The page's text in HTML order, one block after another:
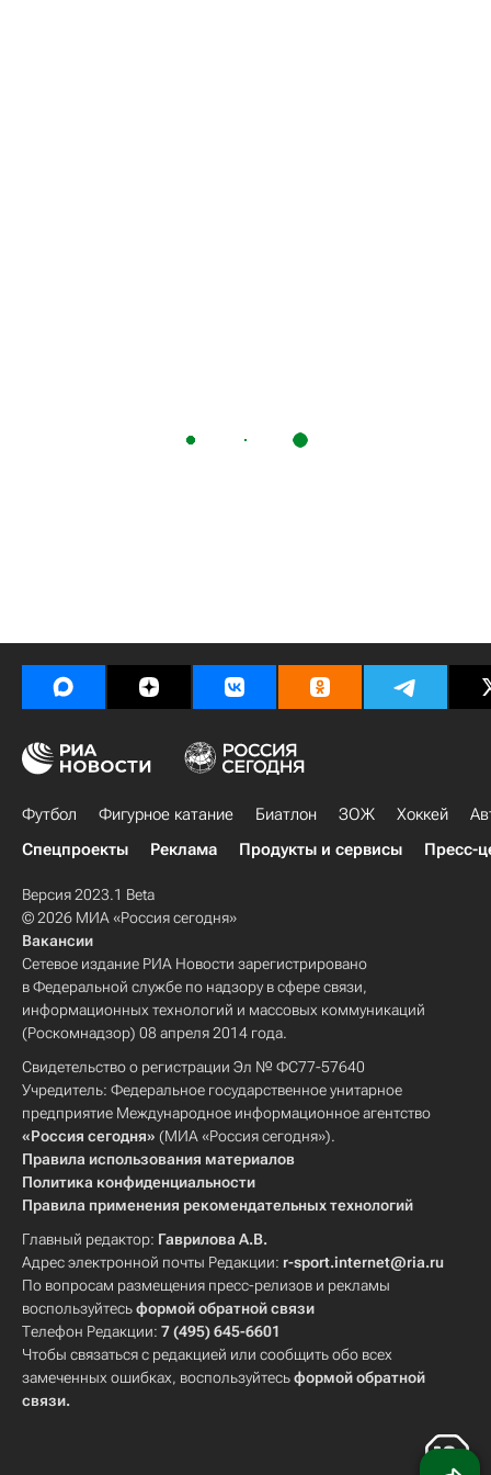
Футбол Фигурное катание Биатлон ЗОЖ Хоккей
Спецпроекты
Реклама Продукты и сервисы Пресс-
Версия 2023.1 Beta
© 2026 МИА «Россия сегодня»
Вакансии
Сетевое издание РИА Новости зарегистрировано
в Федеральной службе по надзору в сфере связи,
информационных технологий и массовых коммуникаций
(Роскомнадзор) 08 апреля 2014 года.
Свидетельство о регистрации Эл № ФС77-57640
Учредитель: Федеральное государственное унитарное
предприятие Международное информационное агентство
«Россия сегодня» (МИА «Россия сегодня»).
Правила использования материалов
Политика конфиденциальности
Правила применения рекомендательных технологий
Главный редактор: Гаврилова А.В.
Адрес электронной почты Редакции: r-sport.internet@ria.ru
По вопросам размещения пресс-релизов и рекламы
воспользуйтесьформой обратной связи
Телефон Редакции: 7 (495) 645-6601
Чтобы связаться с редакцией или сообщить обо всех
замеченных ошибках, воспользуйтесьформой обратной
связи.